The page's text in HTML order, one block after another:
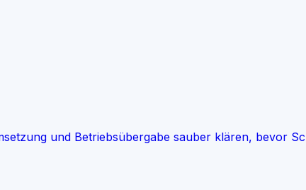
und Betriebsübergabe sauber klären, bevor